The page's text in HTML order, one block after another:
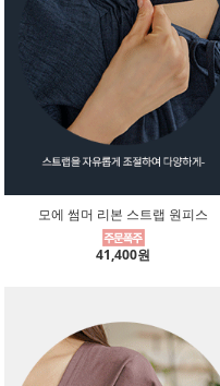
모에 썸머 리본 스트랩 원피스
41,400원